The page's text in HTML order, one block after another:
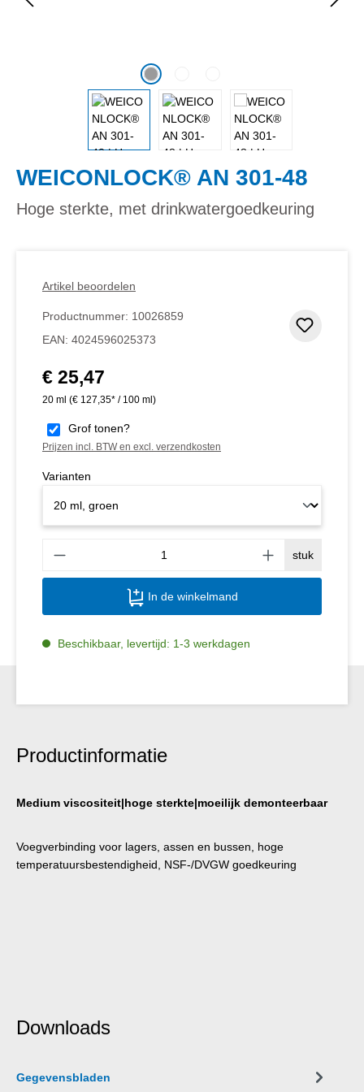
WEICONLOCK® AN 301-48
Hoge sterkte, met drinkwatergoedkeuring
Artikel beoordelen
Productnummer: 10026859
EAN: 4024596025373
Normale prijs:
€ 25,47
20 ml (€ 127,35* / 100 ml)
Grof tonen?
Prijzen incl. BTW en excl. verzendkosten
Varianten
stuk
In de winkelmand
Beschikbaar, levertijd: 1-3 werkdagen
Productinformatie
Medium viscositeit|hoge sterkte|moeilijk demonteerbaar
Voegverbinding voor lagers, assen en bussen, hoge
temperatuursbestendigheid, NSF-/DVGW goedkeuring
Downloads
Gegevensbladen